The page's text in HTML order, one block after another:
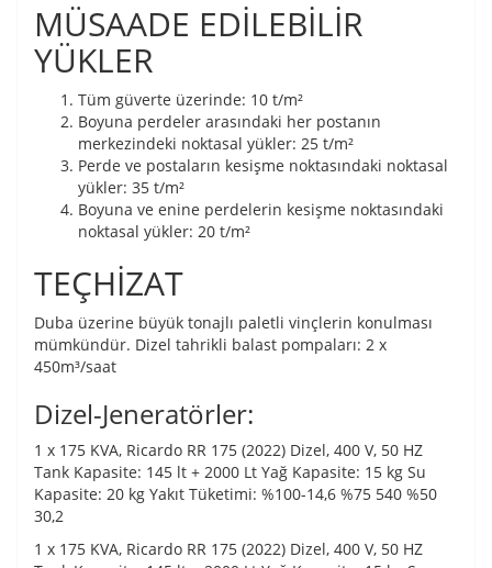
MÜSAADE EDİLEBİLİR
YÜKLER
Tüm güverte üzerinde: 10 t/m²
Boyuna perdeler arasındaki her postanın
merkezindeki noktasal yükler: 25 t/m²
Perde ve postaların kesişme noktasındaki noktasal
yükler: 35 t/m²
Boyuna ve enine perdelerin kesişme noktasındaki
noktasal yükler: 20 t/m²
TEÇHİZAT
Duba üzerine büyük tonajlı paletli vinçlerin konulması
mümkündür. Dizel tahrikli balast pompaları: 2 x
450m³/saat
Dizel-Jeneratörler:
1 x 175 KVA, Ricardo RR 175 (2022) Dizel, 400 V, 50 HZ
Tank Kapasite: 145 lt + 2000 Lt Yağ Kapasite: 15 kg Su
Kapasite: 20 kg Yakıt Tüketimi: %100-14,6 %75 540 %50
30,2
1 x 175 KVA, Ricardo RR 175 (2022) Dizel, 400 V, 50 HZ